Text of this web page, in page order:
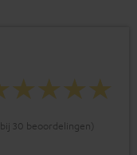
bij 30 beoordelingen)